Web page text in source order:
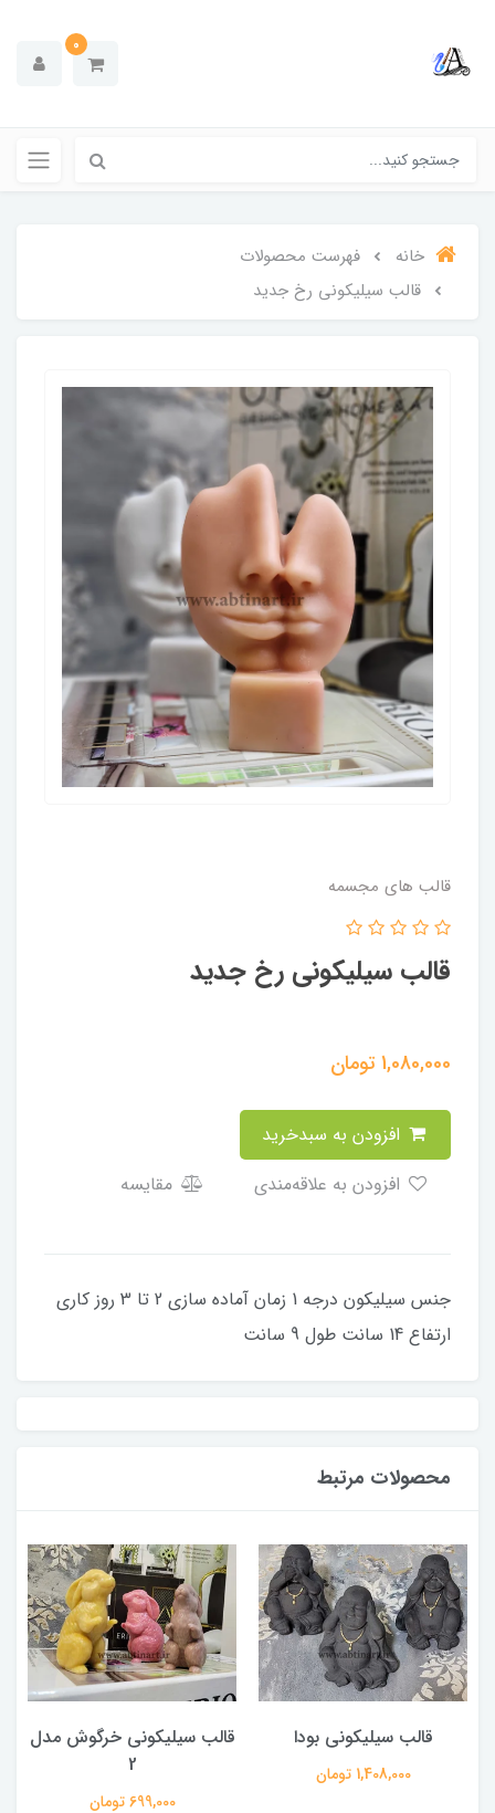
0
خانه
فهرست محصولات
قالب سیلیکونی رخ جدید
قالب های مجسمه
قالب سیلیکونی رخ جدید
1,080,000تومان
مقایسه
جنس سیلیکون درجه 1 زمان آماده سازی 2 تا 3 روز کاری
ارتفاع 14 سانت طول 9 سانت
محصولات مرتبط
قالب سیلیکونی بودا
1,408,000 تومان
قالب سیلیکونی خرگوش مدل
2
699,000 تومان